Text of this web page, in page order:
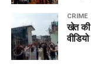
CRIME
खेत की